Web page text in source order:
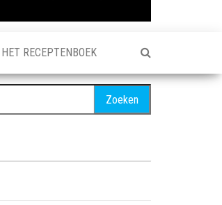
HET RECEPTENBOEK